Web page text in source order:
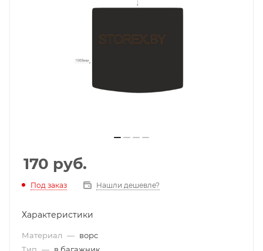
170 руб.
Под заказ Нашли дешевле?
Характеристики
Материал — ворс